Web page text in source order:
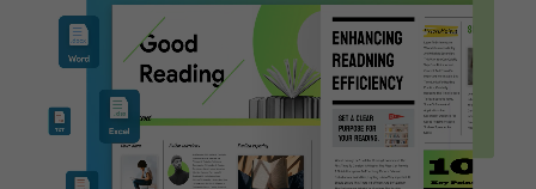
Transformez des documents numérisés et des
base d'images en Word, Excel, PowerPoint et TXT,
veillant à ce que leur contenu soit consultable,
sélectionnable et éditable.
Comment convertir un PDF scanné en texte
Comment convertir un PDF scanné en Word